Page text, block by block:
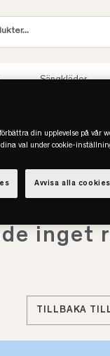
Sängkläder
inget
TILLBAKA
din upplevelse på
val under cookie-
Avvisa alla cookies